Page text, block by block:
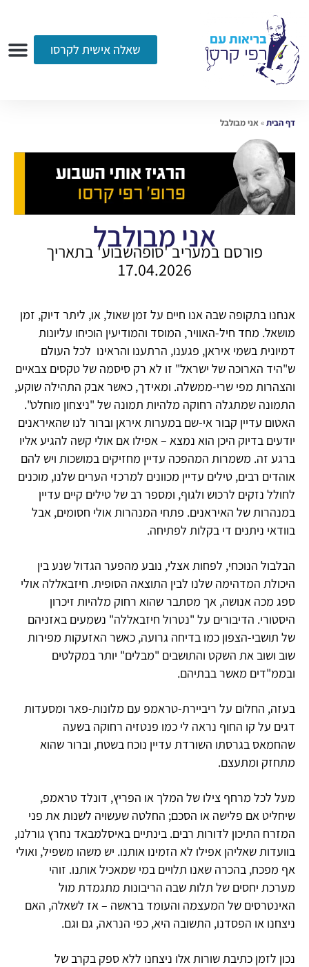
שאלה אישית לקרסו
דף הבית»אני מבולבל
אני מבולבל
פורסם במעריב 'סופהשבוע' בתאריך
17.04.2026
אנחנו בתקופה שבה אנו חיים על זמן שאול, או, ליתר דיוק, זמן
מושאל. מחד חיל-האוויר, המוסד והמודיעין הוכיחו עליונות
דמיונית בשמי איראן, פגענו, הרתענו והראינו לכל העולם
ש"היד הארוכה של ישראל" זו לא רק סיסמה של טקסים צבאיים
והצהרות מפי שרי-ממשלה. ומאידך, כאשר אבק התהילה שוקע,
התמונה שמתגלה רחוקה מלהיות תמונה של "ניצחון מוחלט".
האטום עדיין קבור אי-שם במערות איראן וברור לנו שהאיראנים
יודעים בדיוק היכן הוא נמצא – אפילו אם אולי קשה להגיע אליו
ברגע זה. משמרות המהפכה עדיין מחזיקים במושכות ויש להם
אוהדים רבים, טילים עדיין מכוונים למרכזי הערים שלנו, מוכנים
לחולל נזקים לרכוש ולגוף, ומספר רב של טילים קיים עדיין
במנהרות של האיראנים. פתחי המנהרות אולי חסומים, אבל
בוודאי ניתנים די בקלות לפתיחה.
הבלבול הנוכחי, לפחות אצלי, נובע מהפער הגדול שנע בין
היכולת המדהימה שלנו לבין התוצאה הסופית. חיזבאללה אולי
ספג מכה אנושה, אך מסתבר שהוא רחוק מלהיות זיכרון
היסטורי. הדיבורים על "נטרול חיזבאללה" נשמעים באזניהם
של תושבי-הצפון כמו בדיחה גרועה, כאשר האזעקות מפירות
שוב ושוב את השקט והתושבים "מבלים" יותר במקלטים
ובממ"דים מאשר בבתיהם.
בעזה, החלום על ריביירת-טראמפ עם מלונות-פאר ומסעדות
דגים על קו החוף נראה לי כמו פנטזיה רחוקה בשעה
שהחמאס בגרסתו השורדת עדיין נוכח בשטח, וברור שהוא
מתחזק ומתעצם.
מעל לכל מרחף צילו של המלך או הפריץ, דונלד טראמפ,
שיחליט אם פלישה או הסכם; החלטה שעשויה לשנות את פני
המזרח התיכון לדורות רבים. בינתיים באיסלמבאד נחרץ גורלנו,
בוועדות שאליהן אפילו לא הזמינו אותנו. יש משהו משפיל, ואולי
אף מפכח, בהכרה שאנו תלויים במי שמאכיל אותנו. זוהי
מערכת יחסים של תלות שבה הריבונות מתגמדת מול
האינטרסים של המעצמה והעומד בראשה – אז לשאלה, האם
ניצחנו או הפסדנו, התשובה היא, כפי הנראה, גם וגם.
נכון לזמן כתיבת שורות אלו ניצחנו ללא ספק בקרב של